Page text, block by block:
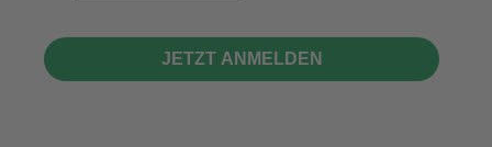
JETZT ANMELDEN